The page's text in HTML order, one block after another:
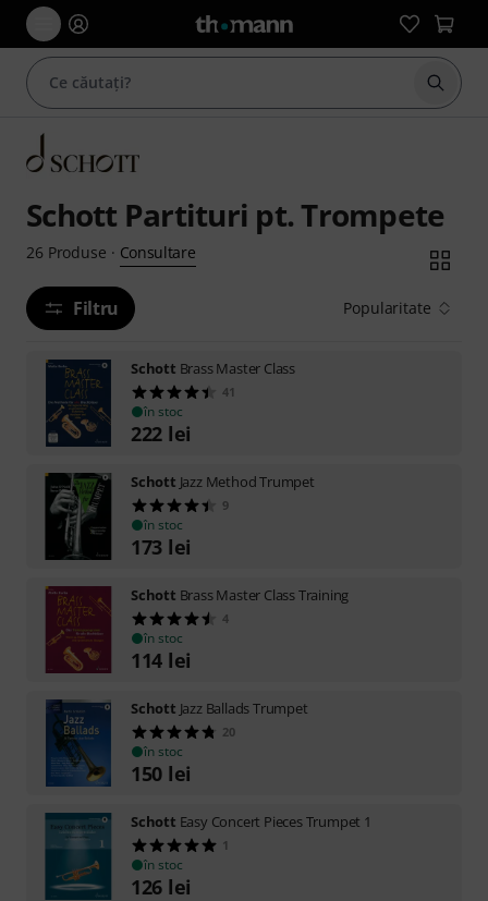
Schott Partituri pt. Trompete
26 Produse · Consultare
Filtru Popularitate
Schott Brass Master Class
41
în stoc
222 lei
Schott Jazz Method Trumpet
9
în stoc
173 lei
Schott Brass Master Class Training
4
în stoc
114 lei
Schott Jazz Ballads Trumpet
20
în stoc
150 lei
Schott Easy Concert Pieces Trumpet 1
1
în stoc
126 lei